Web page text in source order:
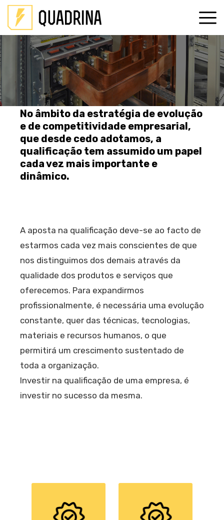
No âmbito da estratégia de evolução
e de competitividade empresarial,
que desde cedo adotamos, a
qualificação tem assumido um papel
cada vez mais importante e
dinâmico.
A aposta na qualificação deve-se ao facto de
estarmos cada vez mais conscientes de que
nos distinguimos dos demais através da
qualidade dos produtos e serviços que
oferecemos. Para expandirmos
profissionalmente, é necessária uma evolução
constante, quer das técnicas, tecnologias,
materiais e recursos humanos, o que
permitirá um crescimento sustentado de
toda a organização.
Investir na qualificação de uma empresa, é
investir no sucesso da mesma.